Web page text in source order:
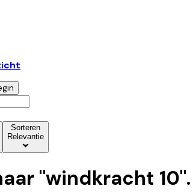
Sorteren
Relevantie
"windkracht 10".